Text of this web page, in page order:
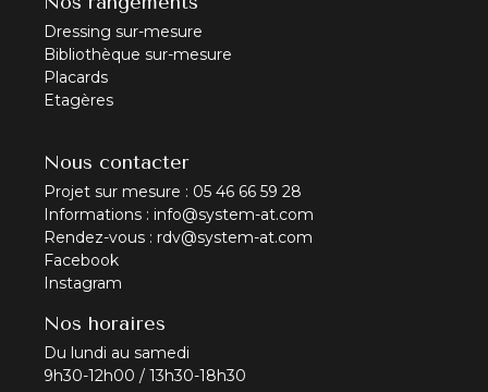
Dressing sur-mesure
Bibliothèque sur-mesure
Placards
Etagères
Nous contacter
Projet sur mesure : 05 46 66 59 28
Informations : info@system-at.com
Rendez-vous : rdv@system-at.com
Facebook
Instagram
Nos horaires
Du lundi au samedi
9h30-12h00 / 13h30-18h30